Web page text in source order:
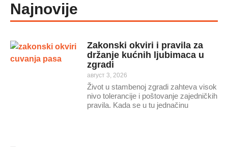
Najnovije
Zakonski okviri i pravila za
držanje kućnih ljubimaca u
zgradi
август 3, 2026
Život u stambenoj zgradi zahteva visok
nivo tolerancije i poštovanje zajedničkih
pravila. Kada se u tu jednačinu